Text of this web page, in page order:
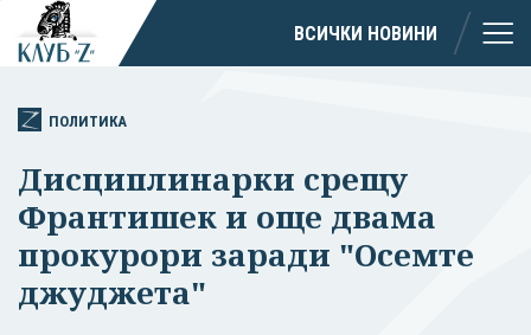
ВСИЧКИ НОВИНИ
ПОЛИТИКА
Дисциплинарки срещу
Франтишек и още двама
прокурори заради "Осемте
джуджета"